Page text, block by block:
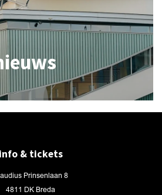
info & tickets
Prinsenlaan 8
4811 DK Breda